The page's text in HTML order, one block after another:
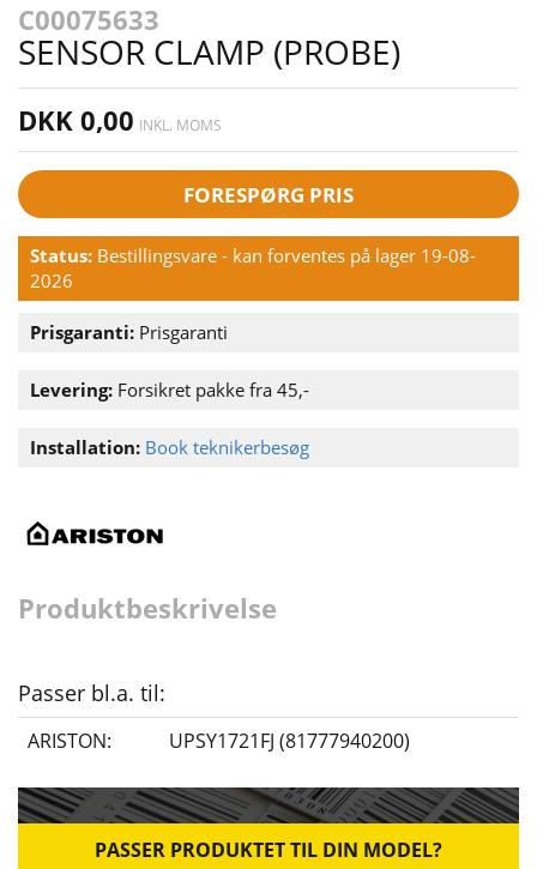
C00075633
SENSOR CLAMP (PROBE)
DKK 0,00 INKL. MOMS
FORESPØRG PRIS
Status: Bestillingsvare - kan forventes på lager 19-08-
2026
Prisgaranti: Prisgaranti
Levering: Forsikret pakke fra 45,-
Installation: Book teknikerbesøg
Produktbeskrivelse
Passer bl.a. til:
ARISTON: UPSY1721FJ (81777940200)
PASSER PRODUKTET TIL DIN MODEL?